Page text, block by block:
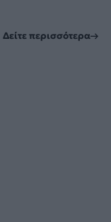
Δείτε περισσότερα